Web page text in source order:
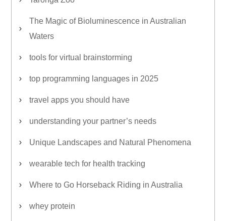
The Magic of Bioluminescence in Australian
Waters
tools for virtual brainstorming
top programming languages in 2025
travel apps you should have
understanding your partner’s needs
Unique Landscapes and Natural Phenomena
wearable tech for health tracking
Where to Go Horseback Riding in Australia
whey protein